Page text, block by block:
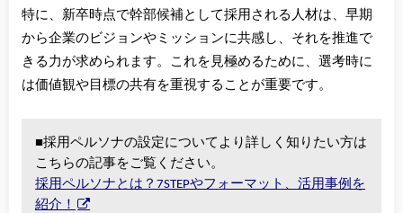
特に、新卒時点で幹部候補として採用される人材は、早期
から企業のビジョンやミッションに共感し、それを推進で
きる力が求められます。これを見極めるために、選考時に
は価値観や目標の共有を重視することが重要です。
■採用ペルソナの設定についてより詳しく知りたい方は
こちらの記事をご覧ください。
採用ペルソナとは？7STEPやフォーマット、活用事例を
紹介！